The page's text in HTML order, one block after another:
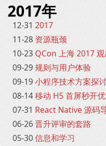
2017年
12-31 2017
11-28 资源瓶颈
10-23 QCon 上海 2017
09-29规则与用户体验
09-19小程序技术方案探
08-14移动 H5 首屏秒开
07-31 React Native 源码
06-26晋升评审的套路
05-30信息和学习